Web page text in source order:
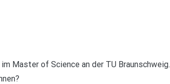
Master of Science an der TU Braunschweig.